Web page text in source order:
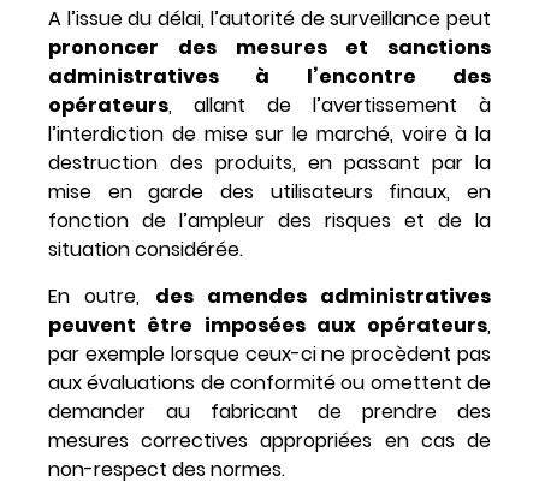
A l’issue du délai, l’autorité de surveillance peut
prononcer des mesures et sanctions
administratives à l’encontre des
opérateurs, allant de l’avertissement à
l’interdiction de mise sur le marché, voire à la
destruction des produits, en passant par la
mise en garde des utilisateurs finaux, en
fonction de l’ampleur des risques et de la
situation considérée.
En outre, des amendes administratives
peuvent être imposées aux opérateurs,
par exemple lorsque ceux-ci ne procèdent pas
aux évaluations de conformité ou omettent de
demander au fabricant de prendre des
mesures correctives appropriées en cas de
non-respect des normes.